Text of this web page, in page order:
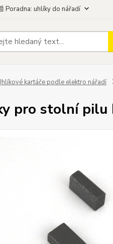
Poradna: uhlíky do nářadí
kartáče podle elektro nářadí
pro stolní pilu